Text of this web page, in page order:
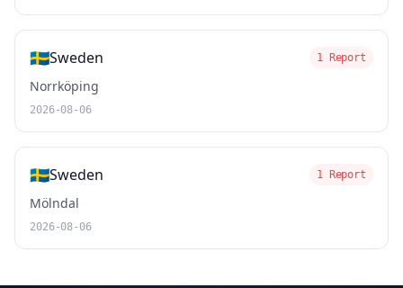
🇸🇪Sweden 1 Report
Norrköping
2026-08-06
🇸🇪Sweden 1 Report
Mölndal
2026-08-06